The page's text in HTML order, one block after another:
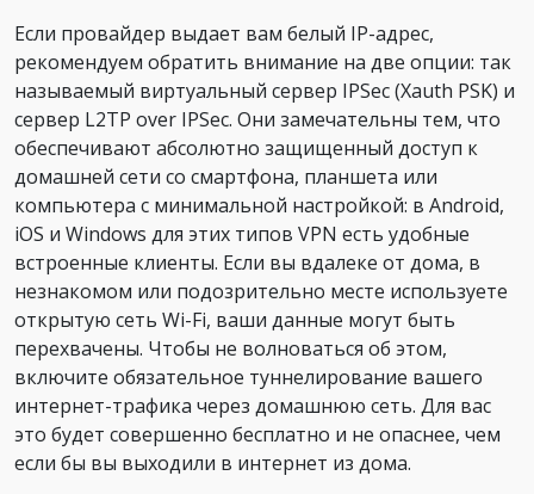
Если провайдер выдает вам белый IP-адрес,
рекомендуем обратить внимание на две опции: так
называемый виртуальный сервер IPSec (Xauth PSK) и
сервер L2TP over IPSec. Они замечательны тем, что
обеспечивают абсолютно защищенный доступ к
домашней сети со смартфона, планшета или
компьютера с минимальной настройкой: в Android,
iOS и Windows для этих типов VPN есть удобные
встроенные клиенты. Если вы вдалеке от дома, в
незнакомом или подозрительно месте используете
открытую сеть Wi-Fi, ваши данные могут быть
перехвачены. Чтобы не волноваться об этом,
включите обязательное туннелирование вашего
интернет-трафика через домашнюю сеть. Для вас
это будет совершенно бесплатно и не опаснее, чем
если бы вы выходили в интернет из дома.